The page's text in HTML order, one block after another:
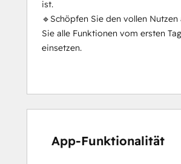
ist.
🔹Schöpfen Sie den vollen Nutzen
Sie alle Funktionen vom ersten
einsetzen.
App-Funktionalität